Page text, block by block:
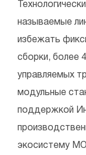
называемые
избежать
сборки, более
управляемых
модульные
поддержкой
экосистему